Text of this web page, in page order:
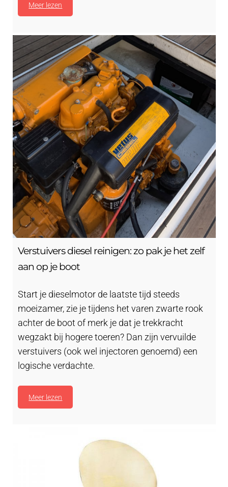
Meer lezen
Verstuivers diesel reinigen: zo pak je het zelf
aan op je boot
Start je dieselmotor de laatste tijd steeds
moeizamer, zie je tijdens het varen zwarte rook
achter de boot of merk je dat je trekkracht
wegzakt bij hogere toeren? Dan zijn vervuilde
verstuivers (ook wel injectoren genoemd) een
logische verdachte.
Meer lezen